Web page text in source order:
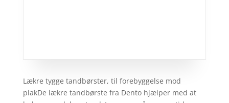
Lækre tygge tandbørster, til forebyggelse mod
plakDe lækre tandbørste fra Dento hjælper med at